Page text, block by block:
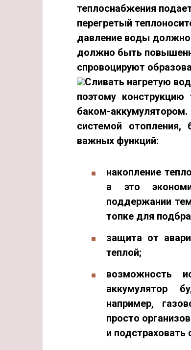
теплоснабжения
перегретый
давление воды
должно быть
спровоцируют
Сливать нагретую
поэтому
баком-аккумулятором.
системой отопления,
важных функций:
накопление
а это
поддержании
топке для
защита от
теплой;
возможность
аккумулятор
например,
просто
и подстраховать